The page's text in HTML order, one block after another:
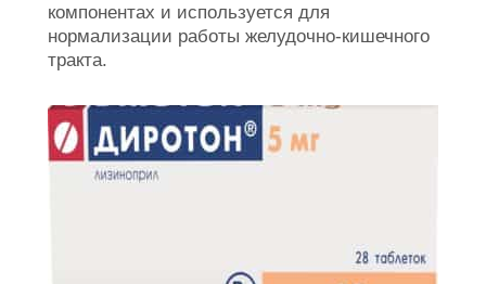
компонентах и используется для
нормализации работы желудочно-кишечного
тракта.